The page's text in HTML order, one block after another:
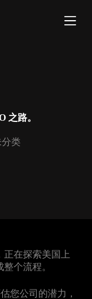
之路。
分类
正在探索美国上
个流程。
您公司的潜力，